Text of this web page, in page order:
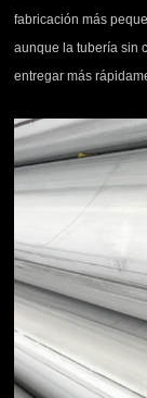
fabricación más
aunque la tubería sin
entregar más